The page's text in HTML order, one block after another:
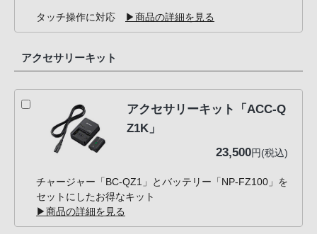
タッチ操作に対応 ▶商品の詳細を見る
アクセサリーキット
アクセサリーキット「ACC-Q
Z1K」
23,500円(税込)
チャージャー「BC-QZ1」とバッテリー「NP-FZ100」を
セットにしたお得なキット
▶商品の詳細を見る